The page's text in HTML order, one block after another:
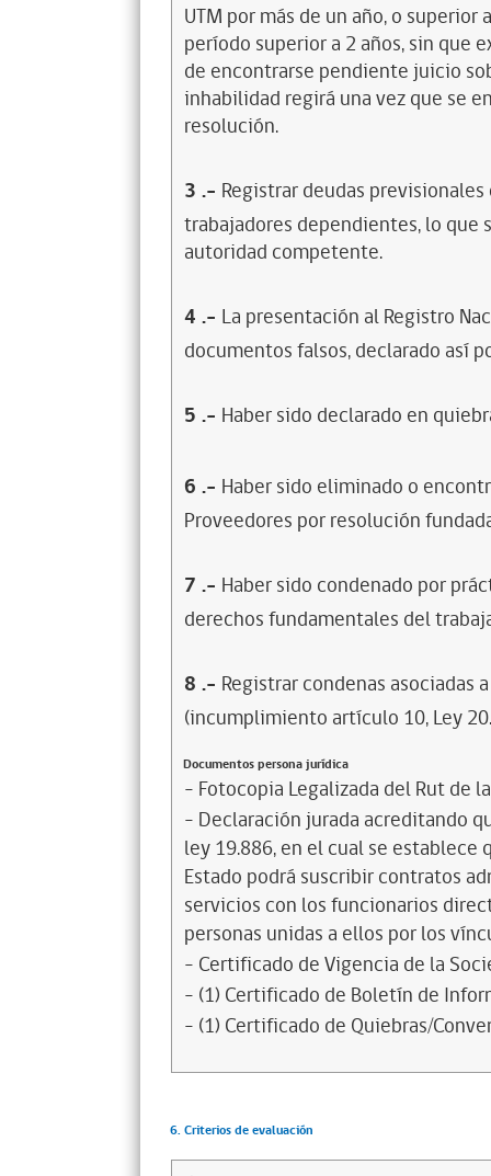
UTM por más de un año, o
período superior a 2 años, sin que
de encontrarse pendiente juicio
inhabilidad regirá una vez que se
resolución.
3 .- Registrar deudas
trabajadores dependientes, lo
autoridad competente.
4 .- La presentación al Registro
documentos falsos, declarado así
5 .- Haber sido declarado en
6 .- Haber sido eliminado o
Proveedores por resolución
7 .- Haber sido condenado por
derechos fundamentales del
8 .- Registrar condenas asociadas
(incumplimiento artículo 10, Ley
Documentos persona jurídica
- Fotocopia Legalizada del Rut de
- Declaración jurada acreditando
ley 19.886, en el cual se
Estado podrá suscribir contratos
servicios con los funcionarios
personas unidas a ellos por los
- Certificado de Vigencia de la
- (1) Certificado de Boletín de
- (1) Certificado de Quiebras/
6. Criterios de evaluación